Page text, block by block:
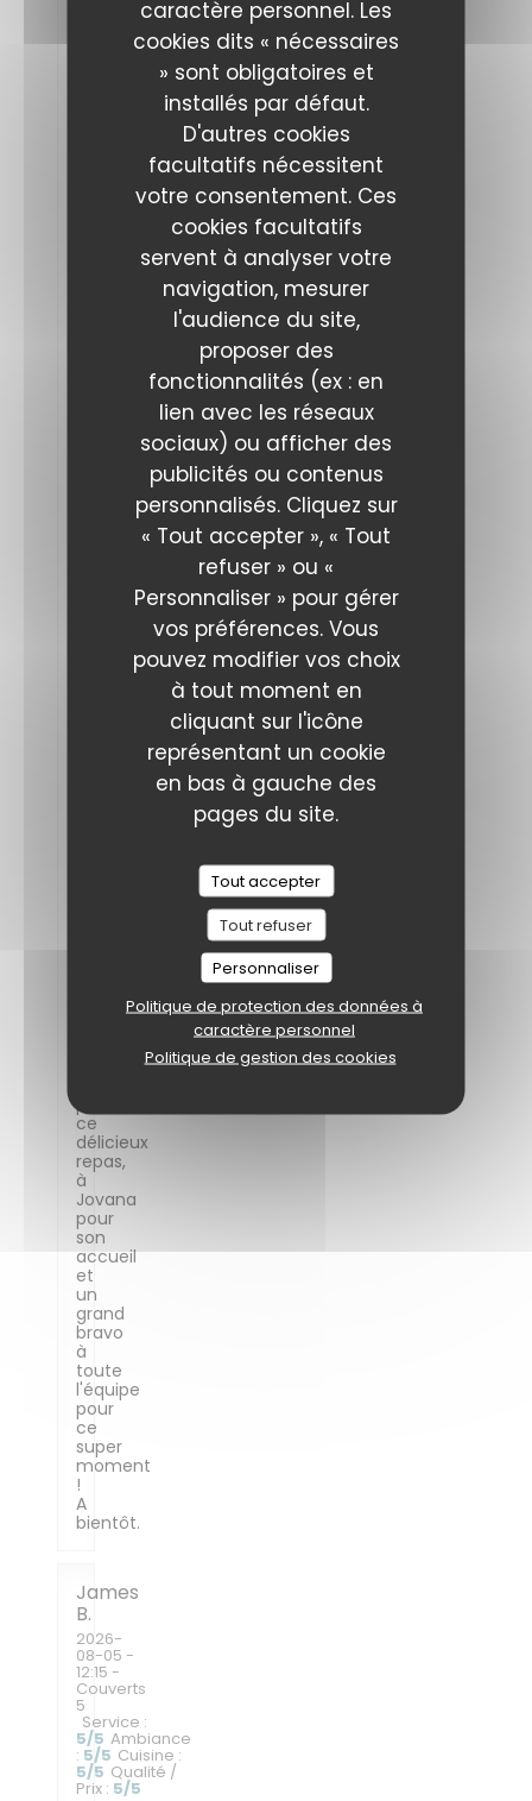
caractère personnel. Les
cookies dits « nécessaires
» sont obligatoires et
installés par défaut.
D'autres cookies
facultatifs nécessitent
votre consentement. Ces
cookies facultatifs
servent à analyser votre
navigation, mesurer
l'audience du site,
proposer des
fonctionnalités (ex : en
lien avec les réseaux
sociaux) ou afficher des
publicités ou contenus
personnalisés. Cliquez sur
« Tout accepter », « Tout
refuser » ou «
Personnaliser » pour gérer
vos préférences. Vous
pouvez modifier vos choix
à tout moment en
cliquant sur l'icône
représentant un cookie
en bas à gauche des
pages du site.
Tout accepter
Tout refuser
Personnaliser
Politique de protection des données à
caractère personnel
Politique de gestion des cookies
remercier
terrasse.
extrêmement
chaleureux
déroulé
pour
ce
délicieux
repas,
à
Jovana
pour
son
accueil
et
un
grand
bravo
à
toute
l'équipe
pour
ce
super
moment
!
A
bientôt.
James
B
2026-
08-05 -
12:15 -
Couverts
5
Service :
5/5 Ambiance
: 5/5 Cuisine :
5/5 Qualité /
Prix : 5/5